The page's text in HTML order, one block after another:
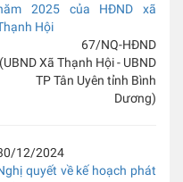
2025 của HĐND xã
Hội
67/NQ-HĐND
(UBND Xã Thạnh Hội - UBND
TP Tân Uyên tỉnh Bình
Dương)
12/2024
quyết về kế hoạch phát